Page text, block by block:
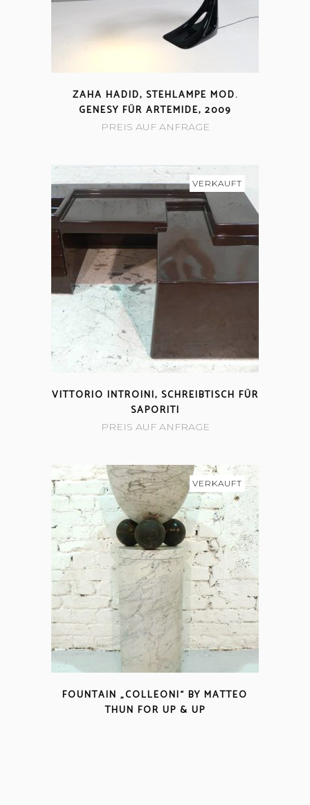
ZAHA HADID, STEHLAMPE MOD.
GENESY FÜR ARTEMIDE, 2009
PREIS AUF ANFRAGE
VERKAUFT
VITTORIO INTROINI, SCHREIBTISCH FÜR
SAPORITI
PREIS AUF ANFRAGE
VERKAUFT
FOUNTAIN „COLLEONI“ BY MATTEO
THUN FOR UP & UP